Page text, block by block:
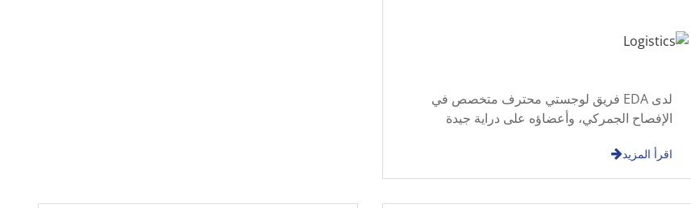
لدى EDA فريق لوجستي محترف متخصص في
الإفصاح الجمركي، وأعضاؤه على دراية جيدة
والتجارة الخارجية، ومعرفة الروابط الجمركية
اقرأ المزيد